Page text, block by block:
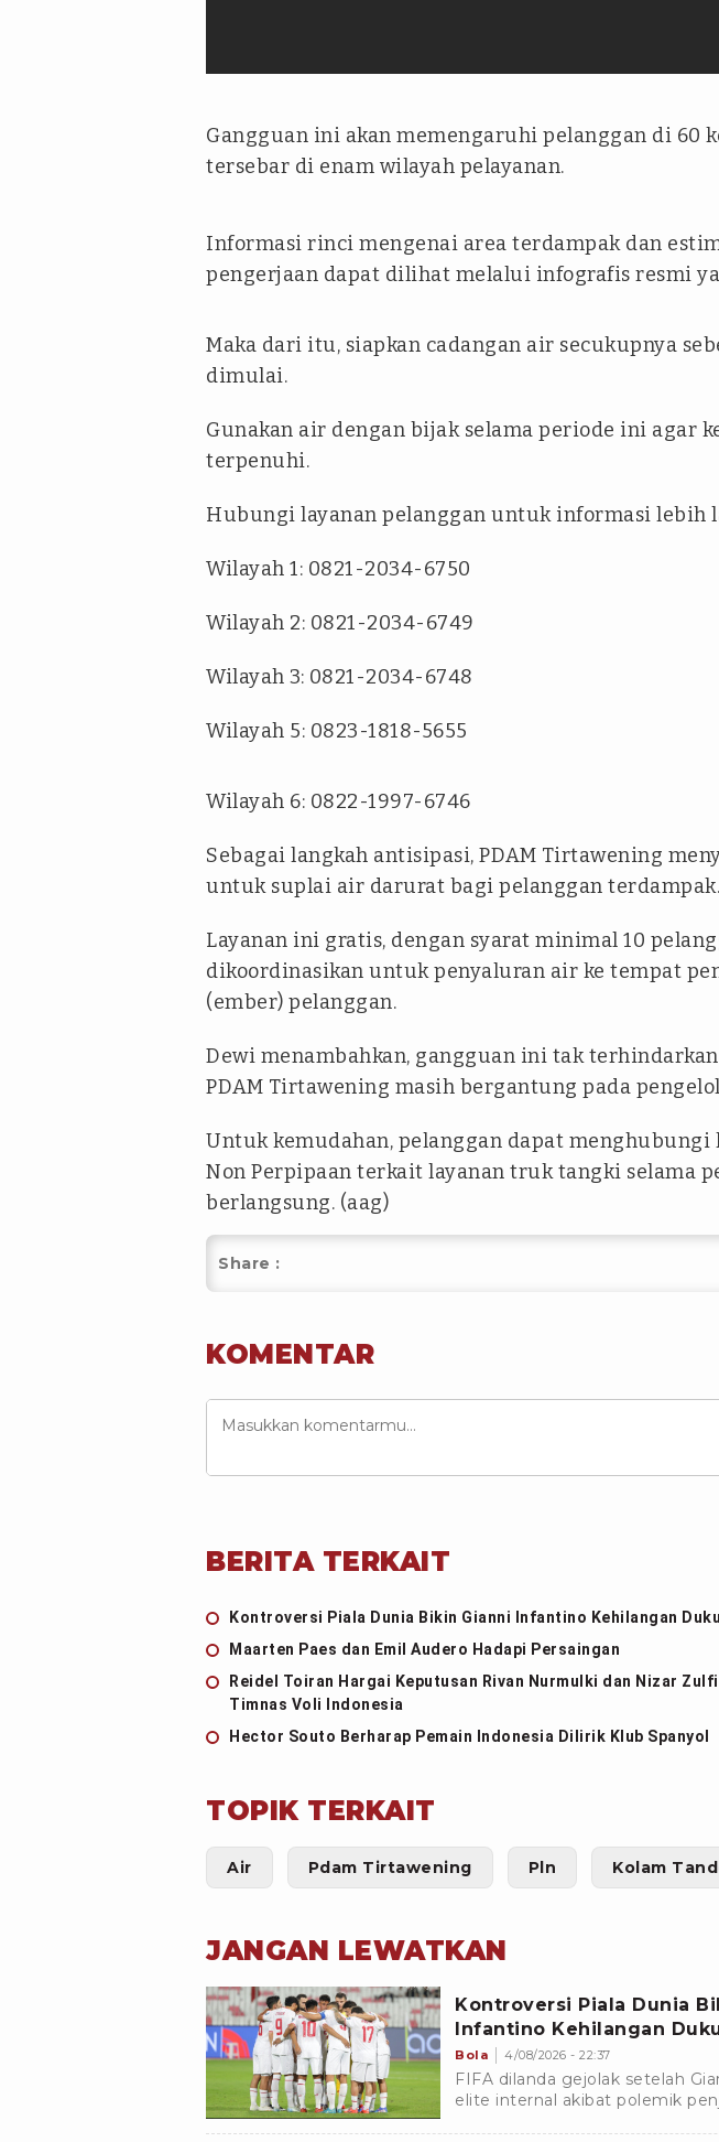
Gangguan ini akan memengaruhi pelanggan di 60
tersebar di enam wilayah pelayanan.
Informasi rinci mengenai area terdampak dan
pengerjaan dapat dilihat melalui infografis resmi
Maka dari itu, siapkan cadangan air secukupnya
dimulai.
Gunakan air dengan bijak selama periode ini agar
terpenuhi.
Hubungi layanan pelanggan untuk informasi lebih
Wilayah 1: 0821-2034-6750
Wilayah 2: 0821-2034-6749
Wilayah 3: 0821-2034-6748
Wilayah 5: 0823-1818-5655
Wilayah 6: 0822-1997-6746
Sebagai langkah antisipasi, PDAM Tirtawening
untuk suplai air darurat bagi pelanggan terdampak.
Layanan ini gratis, dengan syarat minimal 10
dikoordinasikan untuk penyaluran air ke tempat
(ember) pelanggan.
Dewi menambahkan, gangguan ini tak
PDAM Tirtawening masih bergantung pada
Untuk kemudahan, pelanggan dapat menghubungi
Non Perpipaan terkait layanan truk tangki selama
berlangsung. (aag)
Share :
KOMENTAR
BERITA TERKAIT
Kontroversi Piala Dunia Bikin Gianni Infantino Kehilangan
Maarten Paes dan Emil Audero Hadapi Persaingan
Reidel Toiran Hargai Keputusan Rivan Nurmulki dan Nizar
Timnas Voli Indonesia
Hector Souto Berharap Pemain Indonesia Dilirik Klub Spanyol
TOPIK TERKAIT
Air Pdam Tirtawening Pln Kolam
JANGAN LEWATKAN
Kontroversi Piala Dunia
Infantino Kehilangan
Bola 4/08/2026 - 22:37
FIFA dilanda gejolak setelah
elite internal akibat polemik